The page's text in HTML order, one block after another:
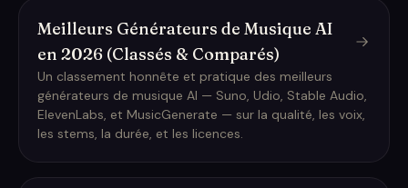
Meilleurs Générateurs de Musique AI
en 2026 (Classés & Comparés)
Un classement honnête et pratique des meilleurs
générateurs de musique AI — Suno, Udio, Stable Audio,
ElevenLabs, et MusicGenerate — sur la qualité, les voix,
les stems, la durée, et les licences.